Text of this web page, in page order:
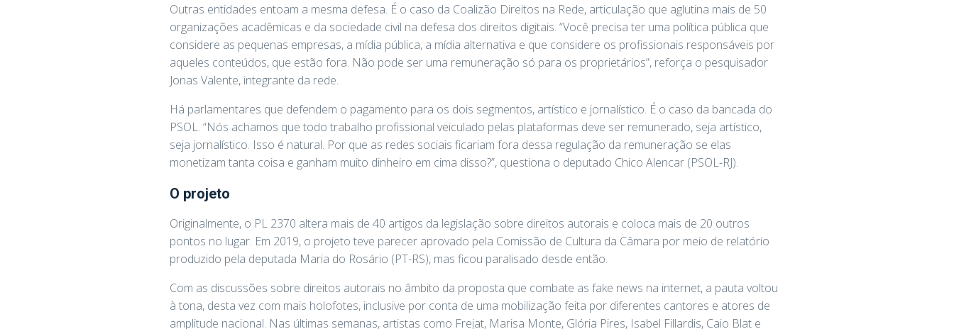
Outras entidades entoam a mesma defesa. É o caso da Coalizão Direitos na Rede, articulação que aglutina mais de 50
organizações acadêmicas e da sociedade civil na defesa dos direitos digitais. “Você precisa ter uma política pública que
considere as pequenas empresas, a mídia pública, a mídia alternativa e que considere os profissionais responsáveis por
aqueles conteúdos, que estão fora. Não pode ser uma remuneração só para os proprietários”, reforça o pesquisador
Jonas Valente, integrante da rede.
Há parlamentares que defendem o pagamento para os dois segmentos, artístico e jornalístico. É o caso da bancada do
PSOL. “Nós achamos que todo trabalho profissional veiculado pelas plataformas deve ser remunerado, seja artístico,
seja jornalístico. Isso é natural. Por que as redes sociais ficariam fora dessa regulação da remuneração se elas
monetizam tanta coisa e ganham muito dinheiro em cima disso?”, questiona o deputado Chico Alencar (PSOL-RJ).
O projeto
Originalmente, o PL 2370 altera mais de 40 artigos da legislação sobre direitos autorais e coloca mais de 20 outros
pontos no lugar. Em 2019, o projeto teve parecer aprovado pela Comissão de Cultura da Câmara por meio de relatório
produzido pela deputada Maria do Rosário (PT-RS), mas ficou paralisado desde então.
Com as discussões sobre direitos autorais no âmbito da proposta que combate as fake news na internet, a pauta voltou
à tona, desta vez com mais holofotes, inclusive por conta de uma mobilização feita por diferentes cantores e atores de
amplitude nacional. Nas últimas semanas, artistas como Frejat, Marisa Monte, Glória Pires, Isabel Fillardis, Caio Blat e